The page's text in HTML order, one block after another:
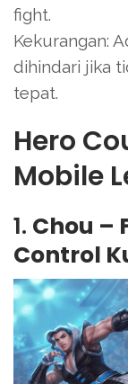
fight.
Kekurangan:
dihindari jika
tepat.
Hero
Mobile
1. Chou –
Control